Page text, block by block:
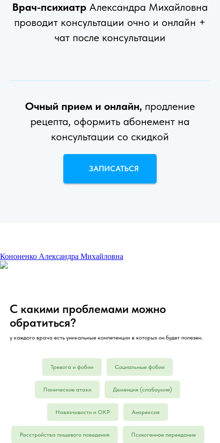
Врач-психиатр Александра Михайловна
проводит консультации очно и онлайн +
чат после консультации
Очный прием и онлайн, продление
рецепта, оформить абонемент на
консультации со скидкой
ЗАПИСАТЬСЯ
Кононенко Александра Михайловна
С какими проблемами можно
обратиться?
у каждого врача есть уникальные компетенции в которых он будет полезен.
Тревога и фобии Социальные фобии
Панические атаки Деменция (слабоумие)
Навязчивости и ОКР Анорексия
Расстройства пищевого поведения Психогенное переедание